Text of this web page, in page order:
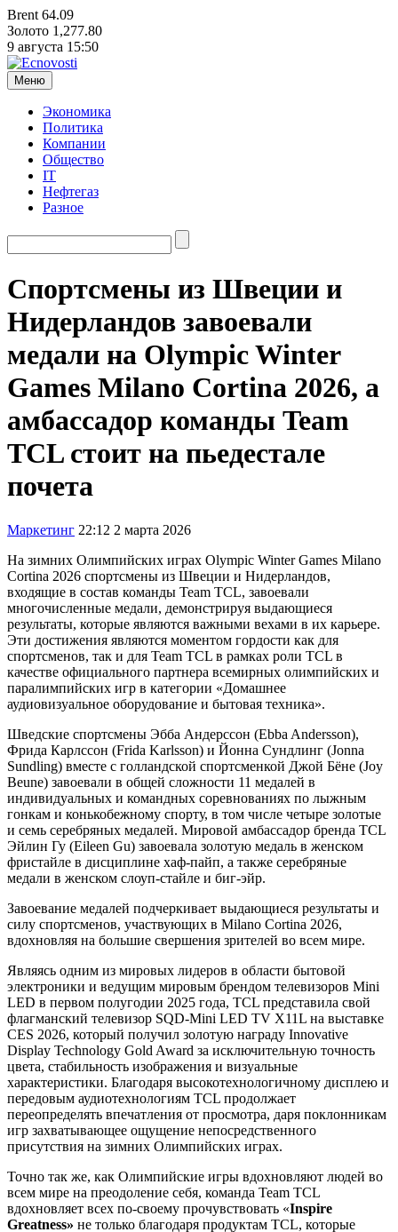
Brent 64.09
Золото 1,277.80
9 августа 15:50
Меню
Экономика
Политика
Компании
Общество
IT
Нефтегаз
Разное
Спортсмены из Швеции и
Нидерландов завоевали
медали на Olympic Winter
Games Milano Cortina 2026, а
амбассадор команды Team
TCL стоит на пьедестале
почета
Маркетинг 22:12 2 марта 2026
На зимних Олимпийских играх Olympic Winter Games Milano
Cortina 2026 спортсмены из Швеции и Нидерландов,
входящие в состав команды Team TCL, завоевали
многочисленные медали, демонстрируя выдающиеся
результаты, которые являются важными вехами в их карьере.
Эти достижения являются моментом гордости как для
спортсменов, так и для Team TCL в рамках роли TCL в
качестве официального партнера всемирных олимпийских и
паралимпийских игр в категории «Домашнее
аудиовизуальное оборудование и бытовая техника».
Шведские спортсмены Эбба Андерссон (Ebba Andersson),
Фрида Карлссон (Frida Karlsson) и Йонна Сундлинг (Jonna
Sundling) вместе с голландской спортсменкой Джой Бёне (Joy
Beune) завоевали в общей сложности 11 медалей в
индивидуальных и командных соревнованиях по лыжным
гонкам и конькобежному спорту, в том числе четыре золотые
и семь серебряных медалей. Мировой амбассадор бренда TCL
Эйлин Гу (Eileen Gu) завоевала золотую медаль в женском
фристайле в дисциплине хаф-пайп, а также серебряные
медали в женском слоуп-стайле и биг-эйр.
Завоевание медалей подчеркивает выдающиеся результаты и
силу спортсменов, участвующих в Milano Cortina 2026,
вдохновляя на большие свершения зрителей во всем мире.
Являясь одним из мировых лидеров в области бытовой
электроники и ведущим мировым брендом телевизоров Mini
LED в первом полугодии 2025 года, TCL представила свой
флагманский телевизор SQD-Mini LED TV X11L на выставке
CES 2026, который получил золотую награду Innovative
Display Technology Gold Award за исключительную точность
цвета, стабильность изображения и визуальные
характеристики. Благодаря высокотехнологичному дисплею и
передовым аудиотехнологиям TCL продолжает
переопределять впечатления от просмотра, даря поклонникам
игр захватывающее ощущение непосредственного
присутствия на зимних Олимпийских играх.
Точно так же, как Олимпийские игры вдохновляют людей во
всем мире на преодоление себя, команда Team TCL
вдохновляет всех по-своему прочувствовать «Inspire
Greatness» не только благодаря продуктам TCL, которые